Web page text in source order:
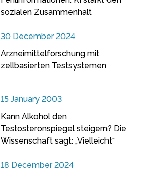
sozialen Zusammenhalt
30 December 2024
Arzneimittelforschung mit
zellbasierten Testsystemen
15 January 2003
Kann Alkohol den
Testosteronspiegel steigern? Die
Wissenschaft sagt: „Vielleicht“
18 December 2024